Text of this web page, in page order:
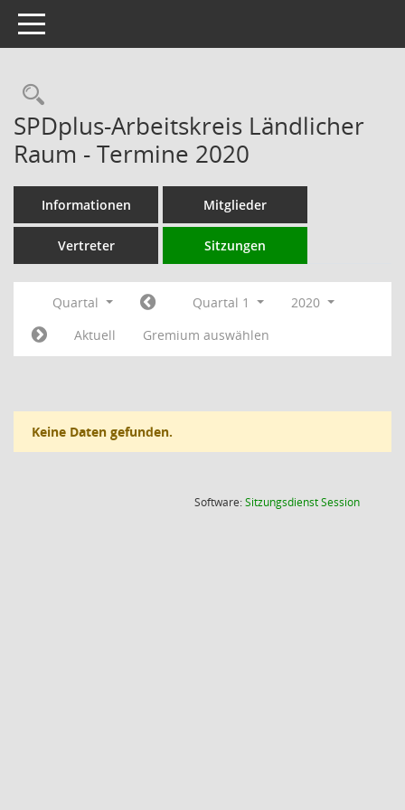
Toggle navigation
Rechercheauswahl
SPDplus-Arbeitskreis Ländlicher
Raum - Termine 2020
Informationen Mitglieder
Vertreter Sitzungen
Quartal Quartal 1
2020
Aktuell
Gremium auswählen
Keine Daten gefunden.
Software:SitzungsdienstSession(Wird in